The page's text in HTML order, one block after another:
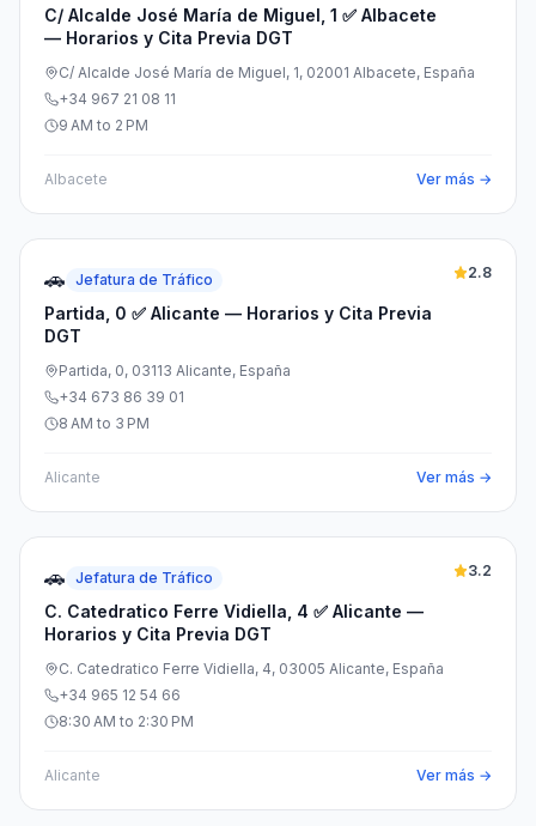
C/ Alcalde José María de Miguel, 1 ✅ Albacete
— Horarios y Cita Previa DGT
C/ Alcalde José María de Miguel, 1, 02001 Albacete, España
+34 967 21 08 11
9 AM to 2 PM
Albacete Ver más →
🚗 Jefatura de Tráfico
Partida, 0 ✅ Alicante — Horarios y Cita Previa
DGT
2.8
Partida, 0, 03113 Alicante, España
+34 673 86 39 01
8 AM to 3 PM
Alicante Ver más →
🚗 Jefatura de Tráfico
C. Catedratico Ferre Vidiella, 4 ✅ Alicante —
Horarios y Cita Previa DGT
3.2
C. Catedratico Ferre Vidiella, 4, 03005 Alicante, España
+34 965 12 54 66
8:30 AM to 2:30 PM
Alicante Ver más →